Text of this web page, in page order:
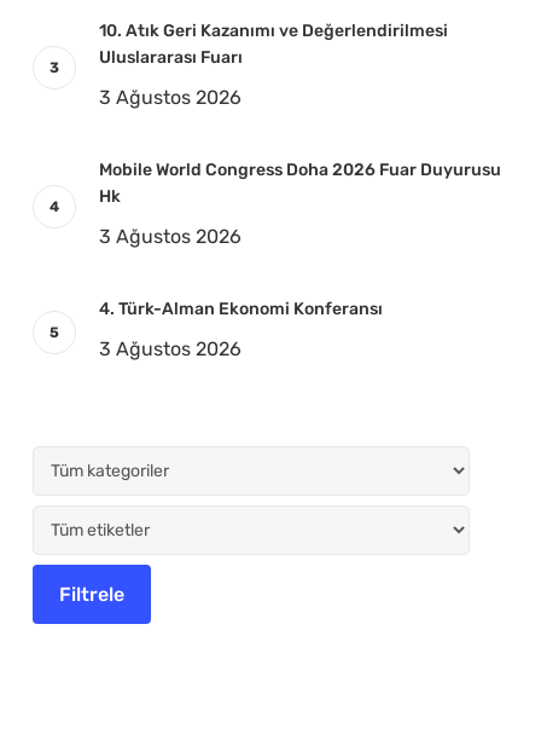
10. Atık Geri Kazanımı ve Değerlendirilmesi
Uluslararası Fuarı
3 Ağustos 2026
Mobile World Congress Doha 2026 Fuar Duyurusu
Hk
3 Ağustos 2026
4. Türk-Alman Ekonomi Konferansı
3 Ağustos 2026